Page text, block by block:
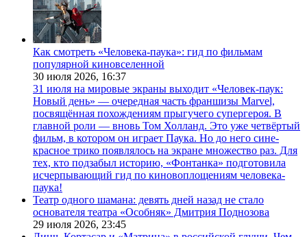
Как смотреть «Человека-паука»: гид по фильмам
популярной киновселенной
30 июля 2026, 16:37
31 июля на мировые экраны выходит «Человек-паук:
Новый день» — очередная часть франшизы Marvel,
посвящённая похождениям прыгучего супергероя. В
главной роли — вновь Том Холланд. Это уже четвёртый
фильм, в котором он играет Паука. Но до него сине-
красное трико появлялось на экране множество раз. Для
тех, кто подзабыл историю, «Фонтанка» подготовила
исчерпывающий гид по киновоплощениям человека-
паука!
Театр одного шамана: девять дней назад не стало
основателя театра «Особняк» Дмитрия Поднозова
29 июля 2026, 23:45